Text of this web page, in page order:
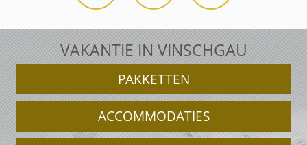
VAKANTIE IN VINSCHGAU
PAKKETTEN
ACCOMMODATIES